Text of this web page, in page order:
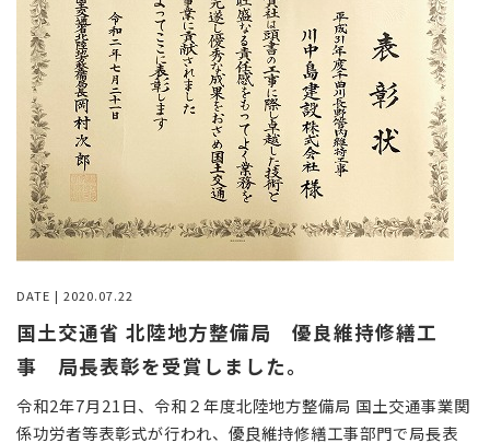
DATE | 2020.07.22
国土交通省 北陸地方整備局 優良維持修繕工
事 局長表彰を受賞しました。
令和2年7月21日、令和２年度北陸地方整備局 国土交通事業関
係功労者等表彰式が行われ、優良維持修繕工事部門で局長表